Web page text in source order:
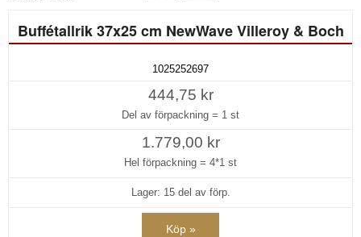
Buffétallrik 37x25 cm NewWave Villeroy & Boch
1025252697
444,75 kr
Del av förpackning = 1 st
1.779,00 kr
Hel förpackning = 4*1 st
Lager: 15 del av förp.
Köp »